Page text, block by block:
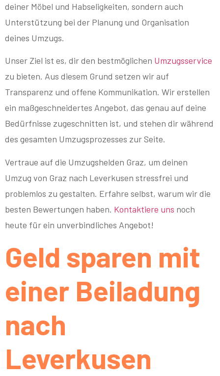
deiner Möbel und Habseligkeiten, sondern auch
Unterstützung bei der Planung und Organisation
deines Umzugs.
Unser Ziel ist es, dir den bestmöglichen Umzugsservice
zu bieten. Aus diesem Grund setzen wir auf
Transparenz und offene Kommunikation. Wir erstellen
ein maßgeschneidertes Angebot, das genau auf deine
Bedürfnisse zugeschnitten ist, und stehen dir während
des gesamten Umzugsprozesses zur Seite.
Vertraue auf die Umzugshelden Graz, um deinen
Umzug von Graz nach Leverkusen stressfrei und
problemlos zu gestalten. Erfahre selbst, warum wir die
besten Bewertungen haben. Kontaktiere uns noch
heute für ein unverbindliches Angebot!
Geld sparen mit
einer Beiladung
nach
Leverkusen